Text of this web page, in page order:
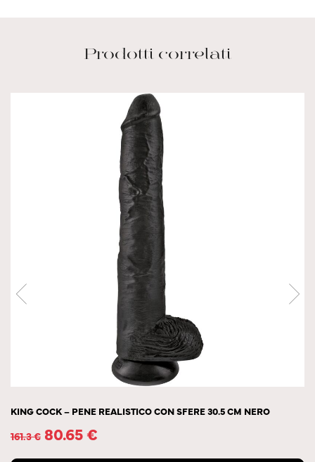
Prodotti correlati
KING COCK – PENE REALISTICO CON SFERE 30.5 CM NERO
161.3€ 80.65€